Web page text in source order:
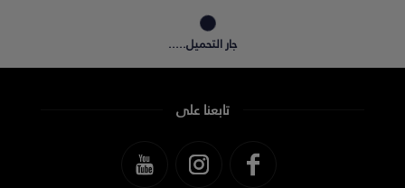
جار التحميل.....
تابعنا على